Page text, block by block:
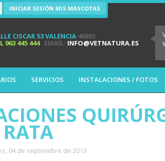
INICIAR SESIÓN MIS MASCOTAS
CISCAR 53 VALENCIA 46005
963 445 444EMAIL: INFO@VETNATURA.ES
SERVICIOS INSTALACIONES / FOTOS
04 de septiembre de 2013